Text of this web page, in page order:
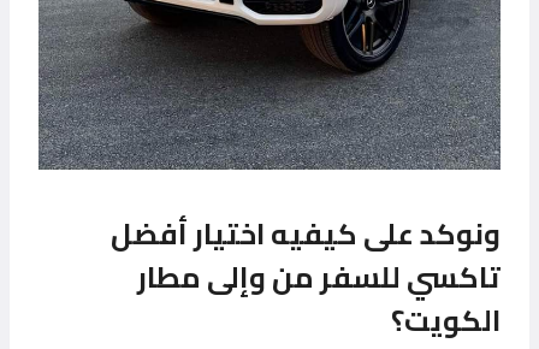
ونوكد على كيفيه اختيار أفضل
تاكسي للسفر من وإلى مطار
الكويت؟